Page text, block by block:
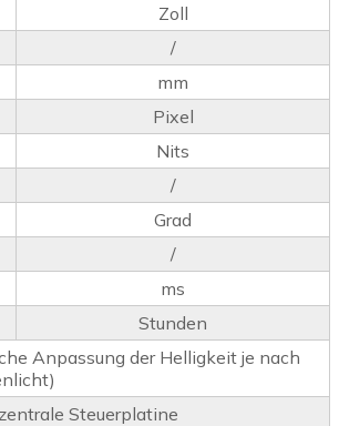
Zoll
/
mm
Pixel
Nits
/
Grad
/
ms
Stunden
Anpassung der Helligkeit je nach
Steuerplatine